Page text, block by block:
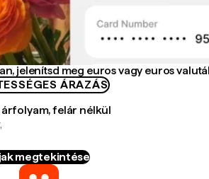
jelenítsd meg euros vagy euros
ÁRAZÁS
felár nélkül
megtekintése